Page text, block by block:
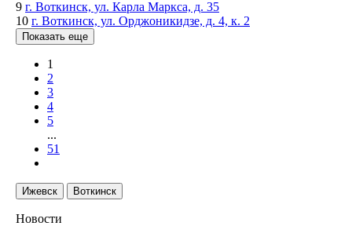
9 г. Воткинск, ул. Карла Маркса, д. 35
10 г. Воткинск, ул. Орджоникидзе, д. 4, к. 2
Показать еще
1
2
3
4
5
...
51
Ижевск Воткинск
Новости